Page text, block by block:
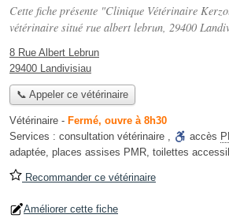
Cette fiche présente "Clinique Vétérinaire
vétérinaire situé rue albert lebrun, 29400
8 Rue Albert Lebrun
29400 Landivisiau
📞 Appeler ce vétérinaire
Vétérinaire - Fermé, ouvre à 8h30
Services : consultation vétérinaire , accès
adaptée, places assises PMR, toilettes
Recommander ce vétérinaire
Améliorer cette fiche